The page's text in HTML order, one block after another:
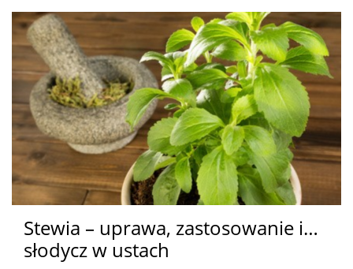
Stewia – uprawa, zastosowanie i…
słodycz w ustach